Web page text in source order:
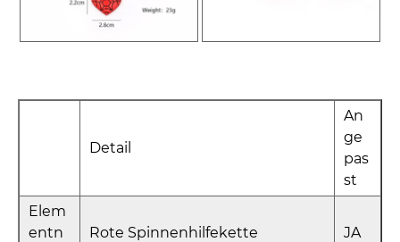
Detail
An
ge
pas
st
Elem
entn
Rote Spinnenhilfekette JA